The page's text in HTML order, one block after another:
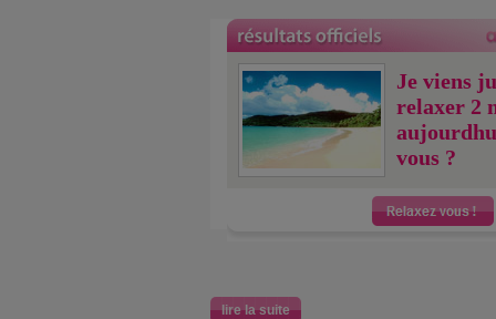
Je viens
relaxer 2
vous ?
lire la suite